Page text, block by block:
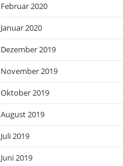
Februar 2020
Januar 2020
Dezember 2019
November 2019
Oktober 2019
August 2019
Juli 2019
Juni 2019